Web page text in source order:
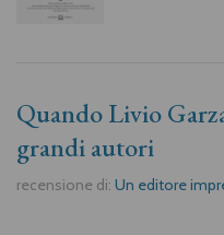
Quando Livio
grandi autori
recensione di: Un editore